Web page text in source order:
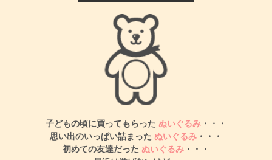
子どもの頃に買ってもらった ぬいぐるみ ・・・
思い出のいっぱい詰まった ぬいぐるみ ・・・
初めての友達だった ぬいぐるみ ・・・